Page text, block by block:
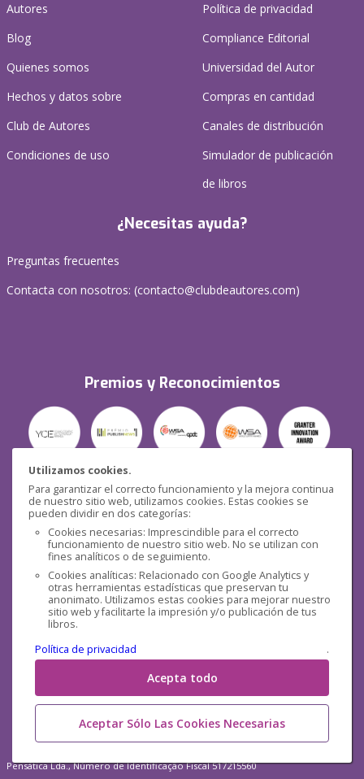
Utilizamos cookies.
Para garantizar el correcto funcionamiento y la mejora continua
de nuestro sitio web, utilizamos cookies. Estas cookies se
pueden dividir en dos categorías:
Cookies necesarias: Imprescindible para el correcto
funcionamiento de nuestro sitio web. No se utilizan con
fines analíticos o de seguimiento.
Cookies analíticas: Relacionado con Google Analytics y
otras herramientas estadísticas que preservan tu
anonimato. Utilizamos estas cookies para mejorar nuestro
sitio web y facilitarte la impresión y/o publicación de tus
libros.
Política de privacidad
.
Acepta todo
Aceptar Sólo Las Cookies Necesarias
Autores
Blog
Quienes somos
Hechos y datos sobre
Club de Autores
Condiciones de uso
Política de privacidad
Compliance Editorial
Universidad del Autor
Compras en cantidad
Canales de distribución
Simulador de publicación
de libros
¿Necesitas ayuda?
Preguntas frecuentes
Contacta con nosotros: (contacto@clubdeautores.com)
Premios y Reconocimientos
Seguridad
Redes sociales
Pensática Lda., Número de Identificação Fiscal 517215560